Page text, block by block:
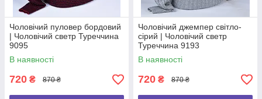
Чоловічий пуловер бордовий
| Чоловічий светр Туреччина
9095
В наявності
720 ₴ 870 ₴
Чоловічий джемпер світло-
сірий | Чоловічий светр
Туреччина 9193
В наявності
720 ₴ 870 ₴